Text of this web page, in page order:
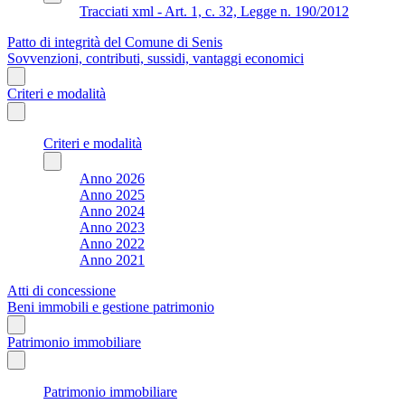
Tracciati xml - Art. 1, c. 32, Legge n. 190/2012
Patto di integrità del Comune di Senis
Sovvenzioni, contributi, sussidi, vantaggi economici
Criteri e modalità
Criteri e modalità
Anno 2026
Anno 2025
Anno 2024
Anno 2023
Anno 2022
Anno 2021
Atti di concessione
Beni immobili e gestione patrimonio
Patrimonio immobiliare
Patrimonio immobiliare